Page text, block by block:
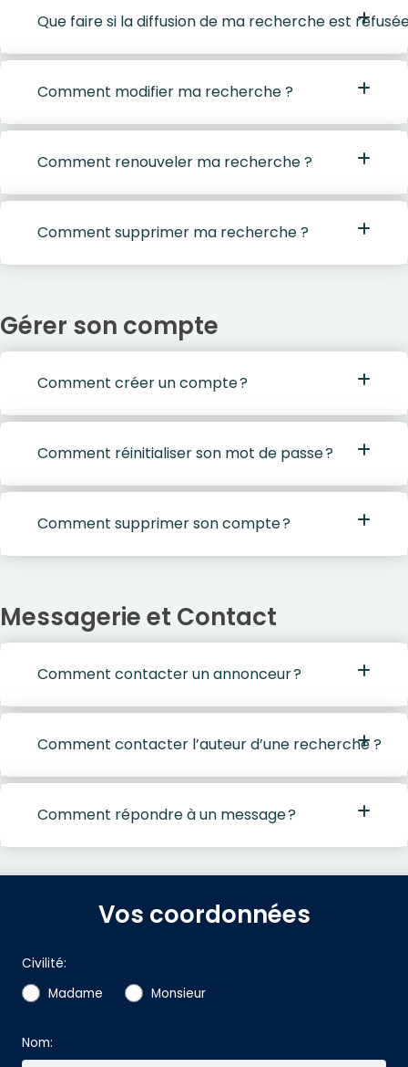
Que faire si la diffusion de ma recherche est
Comment modifier ma recherche ?
Comment renouveler ma recherche ?
Comment supprimer ma recherche ?
Gérer son compte
Comment créer un compte ?
Comment réinitialiser son mot de passe ?
Comment supprimer son compte ?
Messagerie et Contact
Comment contacter un annonceur ?
Comment contacter l’auteur d’une recherche ?
Comment répondre à un message ?
Vos coordonnées
Civilité:
Madame
Monsieur
Nom: